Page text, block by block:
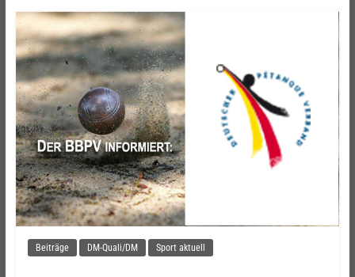
Beiträge DM-Quali/DM Sport aktuell